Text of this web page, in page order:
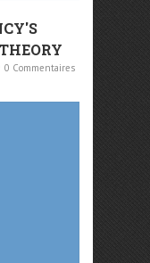
0 Commentaires